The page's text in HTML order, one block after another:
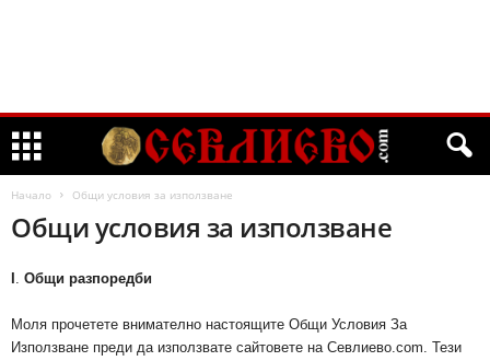
Начало Общи условия за използване
Общи условия за използване
. Общи разпоредби
Моля прочетете внимателно настоящите Общи Условия За
Използване преди да използвате сайтовете на Севлиево.com. Тези